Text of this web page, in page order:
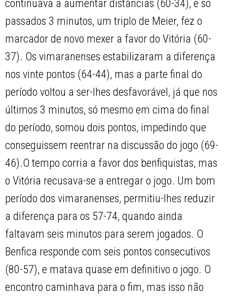
continuava a aumentar distâncias (60-34), e só
passados 3 minutos, um triplo de Meier, fez o
marcador de novo mexer a favor do Vitória (60-
37). Os vimaranenses estabilizaram a diferença
nos vinte pontos (64-44), mas a parte final do
período voltou a ser-lhes desfavorável, já que nos
últimos 3 minutos, só mesmo em cima do final
do período, somou dois pontos, impedindo que
conseguissem reentrar na discussão do jogo (69-
46).O tempo corria a favor dos benfiquistas, mas
o Vitória recusava-se a entregar o jogo. Um bom
período dos vimaranenses, permitiu-lhes reduzir
a diferença para os 57-74, quando ainda
faltavam seis minutos para serem jogados. O
Benfica responde com seis pontos consecutivos
(80-57), e matava quase em definitivo o jogo. O
encontro caminhava para o fim, mas isso não